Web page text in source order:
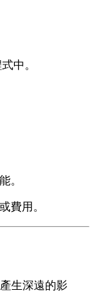
中。
。
費用。
生深遠的影